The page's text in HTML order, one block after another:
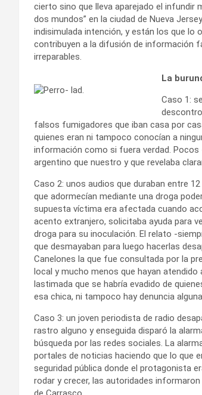
cierto sino que lleva aparejado el infundir
dos mundos” en la ciudad de Nueva
indisimulada intención, y están los que lo
contribuyen a la difusión de información
irreparables.
La
Caso 1:
falsos fumigadores que iban casa por
quienes eran ni tampoco conocían a
información como si fuera verdad. Pocos
argentino que nuestro y que revelaba
Caso 2: unos audios que duraban entre
que adormecían mediante una droga
supuesta víctima era afectada cuando
acento extranjero, solicitaba ayuda para
droga para su inoculación. El relato -
que desmayaban para luego hacerlas
Canelones la que fue consultada por la
local y mucho menos que hayan
lastimada que se habría evadido de
esa chica, ni tampoco hay denuncia
Caso 3: un joven periodista de radio
rastro alguno y enseguida disparó la
búsqueda por las redes sociales. La
portales de noticias haciendo que lo que
seguridad pública donde el protagonista
rodar y crecer, las autoridades